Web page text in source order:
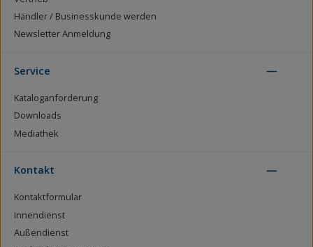
Händler / Businesskunde werden
Newsletter Anmeldung
Service
Kataloganforderung
Downloads
Mediathek
Kontakt
Kontaktformular
Innendienst
Außendienst